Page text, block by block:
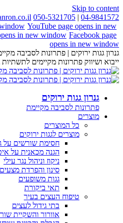
Skip to content
04-9841572
|
050-5321705
YouTube page opens in new
in new window Facebook page
opens in new window
גנרון גגות ירוקים | פתרונות לסביבה
ייבוא ושיווק פתרונות מקיימים לתשתיות
גנרון גגות ירוקים
פתרונות לסביבה מקיימת
מוצרים
כל המוצרים
מוצרים לגגות ירוקים
חסימת שורשים על
הגנה מכאנית על
ניקוז וניהול נגר עילי
סינון והפרדת מצעים
גגות משופעים
תאי ביקורת
טיפוח העצים בעיר
בתי גידול לעצים
אוורור והשקיית